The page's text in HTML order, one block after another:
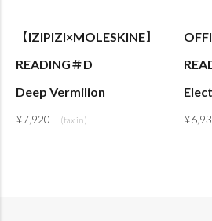
【IZIPIZI×MOLESKINE】
READING＃D
Deep Vermilion
¥7,920 ¥